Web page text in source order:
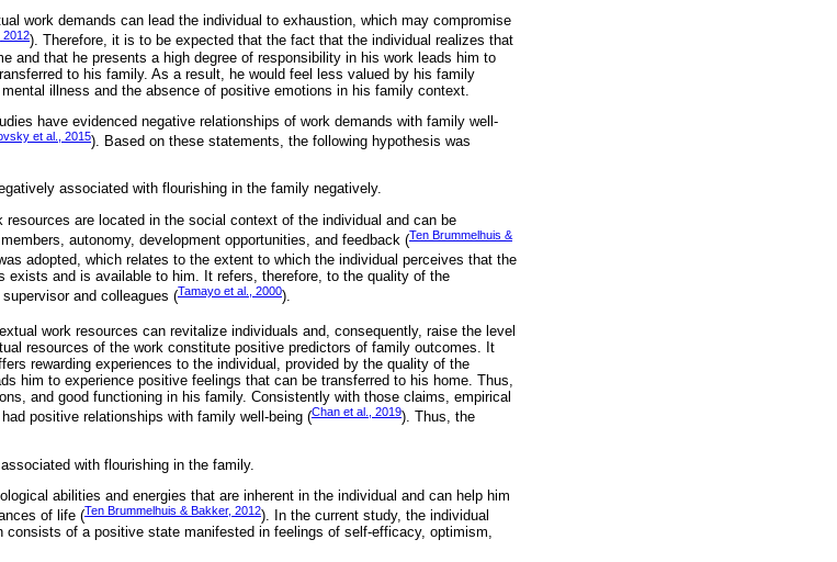
work demands can lead the individual to exhaustion, which may compromise
2012). Therefore, it is to be expected that the fact that the individual realizes that
and that he presents a high degree of responsibility in his work leads him to
to his family. As a result, he would feel less valued by his family
illness and the absence of positive emotions in his family context.
have evidenced negative relationships of work demands with family well-
et al., 2015). Based on these statements, the following hypothesis was
associated with flourishing in the family negatively.
are located in the social context of the individual and can be
autonomy, development opportunities, and feedback (Ten Brummelhuis &
adopted, which relates to the extent to which the individual perceives that the
exists and is available to him. It refers, therefore, to the quality of the
and colleagues (Tamayo et al., 2000).
work resources can revitalize individuals and, consequently, raise the level
resources of the work constitute positive predictors of family outcomes. It
rewarding experiences to the individual, provided by the quality of the
him to experience positive feelings that can be transferred to his home. Thus,
and good functioning in his family. Consistently with those claims, empirical
positive relationships with family well-being (Chan et al., 2019). Thus, the
with flourishing in the family.
abilities and energies that are inherent in the individual and can help him
of life (Ten Brummelhuis & Bakker, 2012). In the current study, the individual
of a positive state manifested in feelings of self-efficacy, optimism,